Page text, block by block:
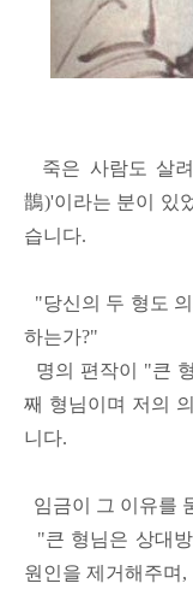
죽은 사람도 살
鵲)'이라는 분이 있
습니다.
"당신의 두 형도
하는가?"
명의 편작이 "큰
째 형님이며 저의
니다.
임금이 그 이유를
"큰 형님은 상대
원인을 제거해주며,